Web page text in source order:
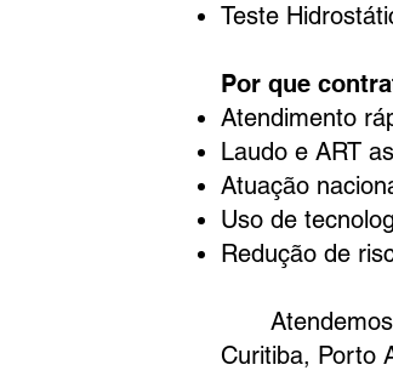
Teste
Por que
Atendimento
Laudo e ART
Atuação
Uso de
Redução de
Atendemos
Curitiba, Porto